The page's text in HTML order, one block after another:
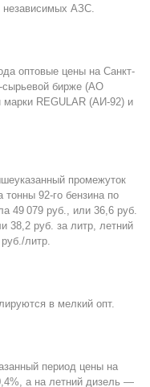
независимых АЗС.
оптовые цены на Санкт-
сырьевой бирже (АО
REGULAR (АИ-92) и
промежуток
92-го бензина по
49 079 руб., или 36,6 руб.
38,2 руб. за литр, летний
литр.
в мелкий опт.
период цены на
а на летний дизель —